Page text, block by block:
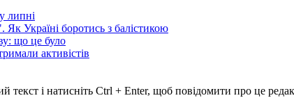
липні
Україні боротись з балістикою
що це було
активістів
текст і натисніть Ctrl + Enter, щоб повідомити про це